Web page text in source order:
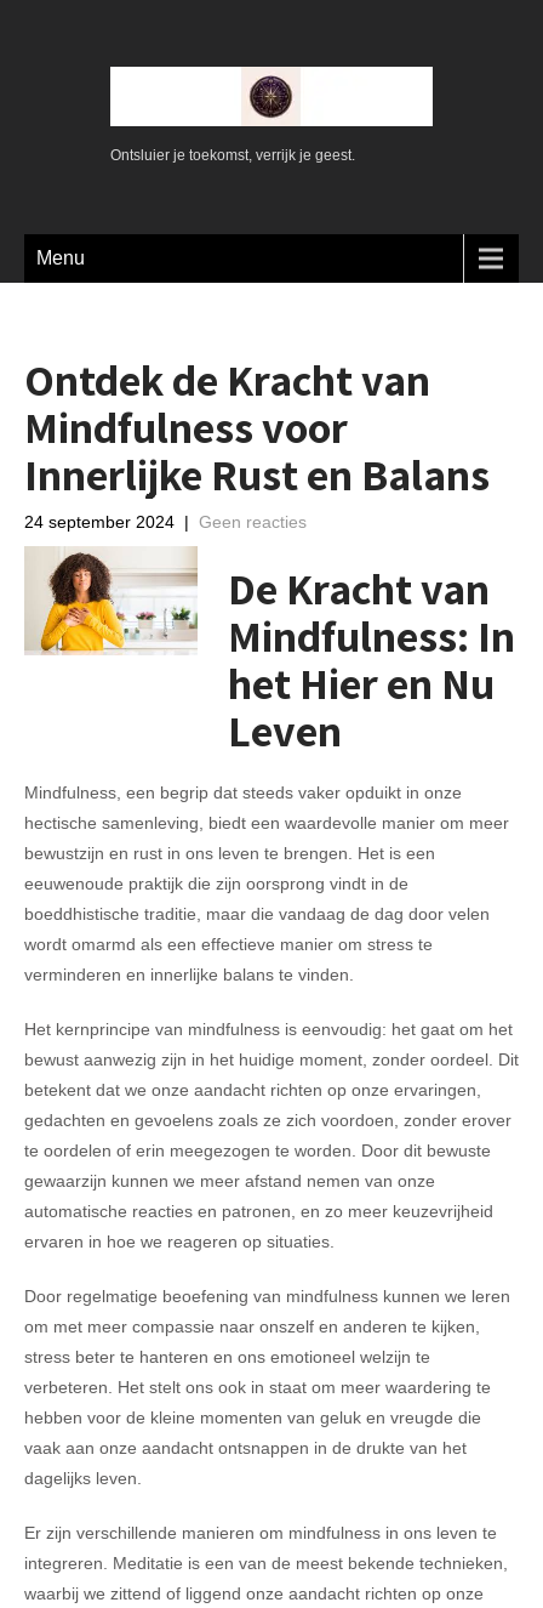
Ontsluier je toekomst, verrijk je geest.
Menu
Ontdek de Kracht van
Mindfulness voor
Innerlijke Rust en Balans
24 september 2024 | Geen reacties
De Kracht van
Mindfulness: In
het Hier en Nu
Leven
Mindfulness, een begrip dat steeds vaker opduikt in onze
hectische samenleving, biedt een waardevolle manier om meer
bewustzijn en rust in ons leven te brengen. Het is een
eeuwenoude praktijk die zijn oorsprong vindt in de
boeddhistische traditie, maar die vandaag de dag door velen
wordt omarmd als een effectieve manier om stress te
verminderen en innerlijke balans te vinden.
Het kernprincipe van mindfulness is eenvoudig: het gaat om het
bewust aanwezig zijn in het huidige moment, zonder oordeel. Dit
betekent dat we onze aandacht richten op onze ervaringen,
gedachten en gevoelens zoals ze zich voordoen, zonder erover
te oordelen of erin meegezogen te worden. Door dit bewuste
gewaarzijn kunnen we meer afstand nemen van onze
automatische reacties en patronen, en zo meer keuzevrijheid
ervaren in hoe we reageren op situaties.
Door regelmatige beoefening van mindfulness kunnen we leren
om met meer compassie naar onszelf en anderen te kijken,
stress beter te hanteren en ons emotioneel welzijn te
verbeteren. Het stelt ons ook in staat om meer waardering te
hebben voor de kleine momenten van geluk en vreugde die
vaak aan onze aandacht ontsnappen in de drukte van het
dagelijks leven.
Er zijn verschillende manieren om mindfulness in ons leven te
integreren. Meditatie is een van de meest bekende technieken,
waarbij we zittend of liggend onze aandacht richten op onze